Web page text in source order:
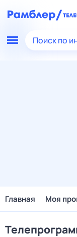
Поиск по
Главная Моя